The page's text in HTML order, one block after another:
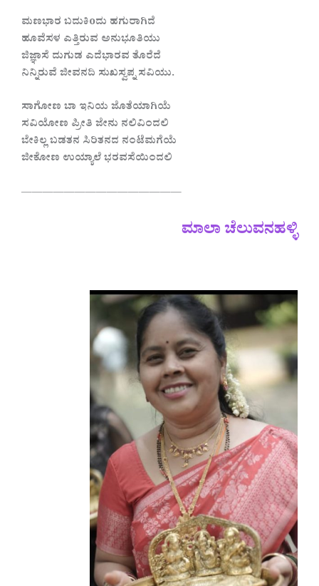
ಮಣಭಾರ ಬದುಕಿoದು ಹಗುರಾಗಿದೆ
ಹೂವೆಸಳ ಎತ್ತಿರುವ ಅನುಭೂತಿಯು
ಜಿಜ್ಞಾಸೆ ದುಗುಡ ಎದೆಭಾರವ ತೊರೆದೆ
ನಿನ್ನಿರುವೆ ಜೀವನದಿ ಸುಖಸ್ವಪ್ನ ಸವಿಯು.
ಸಾಗೋಣ ಬಾ ಇನಿಯ ಜೊತೆಯಾಗಿಯೆ
ಸವಿಯೋಣ ಪ್ರೀತಿ ಜೇನು ನಲಿವಿಂದಲಿ
ಬೇಕಿಲ್ಲ ಬಡತನ ಸಿರಿತನದ ನಂಟೆಮಗೆಯೆ
ಜೀಕೋಣ ಉಯ್ಯಾಲೆ ಭರವಸೆಯಿಂದಲಿ
———————————————
ಮಾಲಾ ಚೆಲುವನಹಳ್ಳಿ